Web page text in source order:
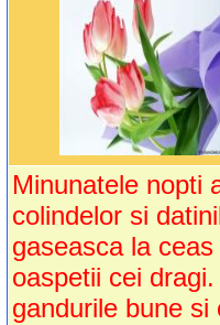
Minunatele nopti
colindelor si
gaseasca la
oaspetii cei
gandurile bune si